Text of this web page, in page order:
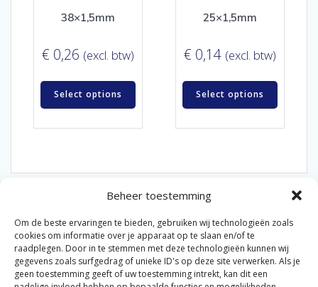
Beheer toestemming
Om de beste ervaringen te bieden, gebruiken wij technologieën zoals
cookies om informatie over je apparaat op te slaan en/of te
raadplegen. Door in te stemmen met deze technologieën kunnen wij
gegevens zoals surfgedrag of unieke ID's op deze site verwerken. Als je
geen toestemming geeft of uw toestemming intrekt, kan dit een
38×1,5mm
€ 0,26 (excl. btw)
Select options
25×1,5mm
€ 0,14 (excl. btw)
Select options
© 2026 Van der Bel Las en Radiateurenbedrijf.